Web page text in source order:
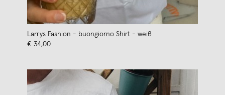
Larrys Fashion - buongiorno Shirt - weiß
€ 34,00